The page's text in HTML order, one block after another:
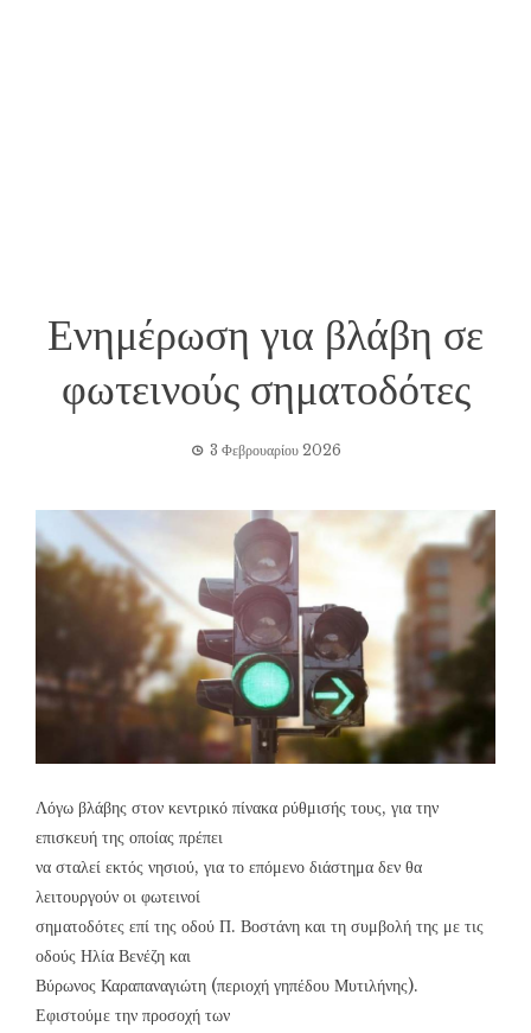
Ενημέρωση για βλάβη σε
φωτεινούς σηματοδότες
3 Φεβρουαρίου 2026
Λόγω βλάβης στον κεντρικό πίνακα ρύθμισής τους, για την
επισκευή της οποίας πρέπει
να σταλεί εκτός νησιού, για το επόμενο διάστημα δεν θα
λειτουργούν οι φωτεινοί
σηματοδότες επί της οδού Π. Βοστάνη και τη συμβολή της με τις
οδούς Ηλία Βενέζη και
Βύρωνος Καραπαναγιώτη (περιοχή γηπέδου Μυτιλήνης).
Εφιστούμε την προσοχή των